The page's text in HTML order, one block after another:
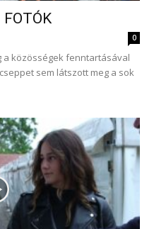
0
a közösségek fenntartásával
sem látszott meg a sok